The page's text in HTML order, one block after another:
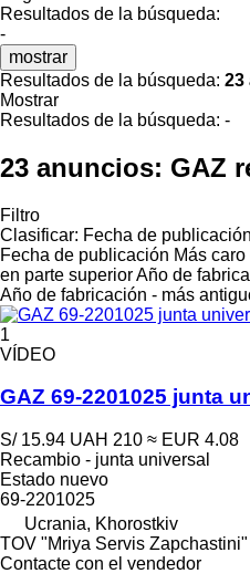
Resultados de la búsqueda:
-
mostrar
Resultados de la búsqueda: 23
Mostrar
Resultados de la búsqueda: -
23 anuncios: GAZ
Filtro
Clasificar: Fecha de publicación
Fecha de publicación Más
en parte superiorAño de
Año de fabricación - más
1
VÍDEO
GAZ 69-2201025 junta
S/ 15.94 UAH 210 ≈ EUR 4.08
Recambio - junta universal
Estado nuevo
69-2201025
Ucrania, Khorostkiv
TOV "Mriya Servis Zapchastini"
Contacte con el vendedor